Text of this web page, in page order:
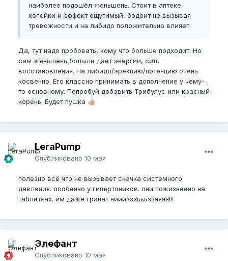
наиболее подошёл женьшень. Стоит в аптеке
копейки и эффект ощутимый, бодрит не вызывая
тревожности и на либидо положительно влияет.
Да, тут надо пробовать, кому что больше подходит. Но
сам женьшень больше дает энергии, сил,
восстановления. На либидо/эрекцию/потенцию очень
косвенно. Его классно принимать в дополнение у чему-
то основному. Попробуй добавить Трибулус или красный
корень. Будет пушка 👍🏼
LeraPump
Опубликовано 10 мая
полезно всё что не вызывает скачка системного
давления. особенно у гипертоников. они пожизнеено на
таблетках. им даже гранат нииизззьььззяяяя!!!
Элефант
Опубликовано 10 мая